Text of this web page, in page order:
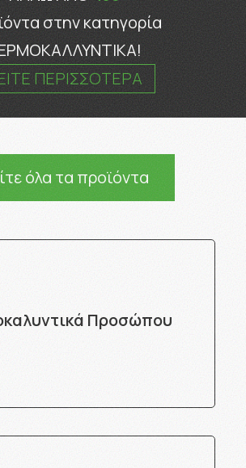
στην κατηγορία
ΠΕΡΙΣΣΟΤΕΡΑ
όλα τα προϊόντα
Προσώπου